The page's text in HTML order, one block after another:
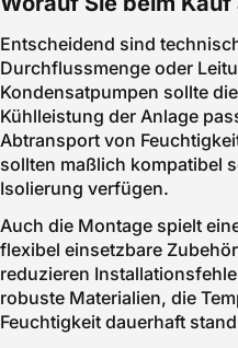
Entscheidend sind
Durchflussmenge oder
Kondensatpumpen sollte
Kühlleistung der Anlage
Abtransport von
sollten maßlich kompatibel
Isolierung verfügen.
Auch die Montage spielt
flexibel einsetzbare
reduzieren
robuste Materialien, die
Feuchtigkeit dauerhaft